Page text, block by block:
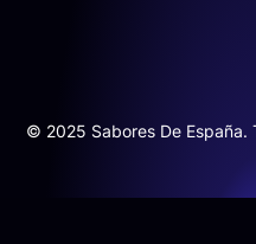
© 2025 Sabores De España.